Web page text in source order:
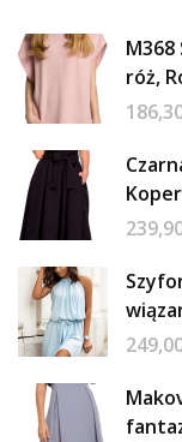
róż,